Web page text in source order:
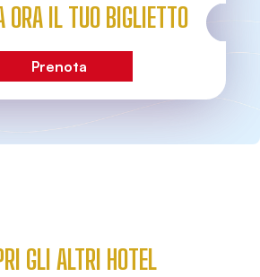
ORA IL TUO BIGLIETTO
Prenota
GLI ALTRI HOTEL